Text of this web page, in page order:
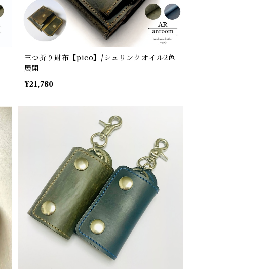
三つ折り財布【pico】/シュリンクオイル2色
展開
¥21,780